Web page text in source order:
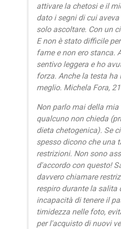
attivare la chetosi e il
dato i segni di cui
solo ascoltare. Con un
E non è stato difficile
fame e non ero stanca.
sentivo leggera e ho
forza. Anche la testa
meglio. Michela Fora,
Non parlo mai della mia
qualcuno non chieda
dieta chetogenica). Se
spesso dicono che una
restrizioni. Non sono
d'accordo con questo!
davvero chiamare
respiro durante la salita
incapacità di tenere il
timidezza nelle foto,
per l'acquisto di nuovi